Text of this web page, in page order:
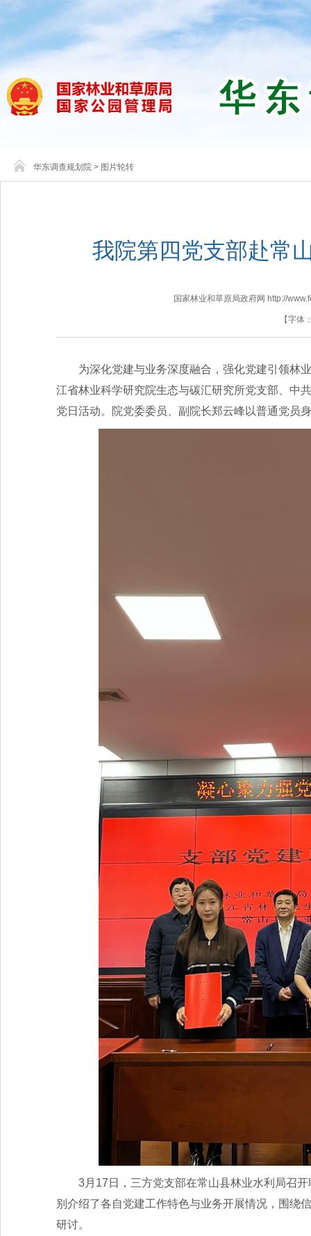
华东调查规划院 > 图片轮转
我院第四党支部赴常
国家林业和草原局政府网 http://
【字体
为深化党建与业务深度融合，强化党建引领林
江省林业科学研究院生态与碳汇研究所党支部、中
党日活动。院党委委员、副院长郑云峰以普通党员
3月17日，三方党支部在常山县林业水利局召
别介绍了各自党建工作特色与业务开展情况，围绕
研讨。